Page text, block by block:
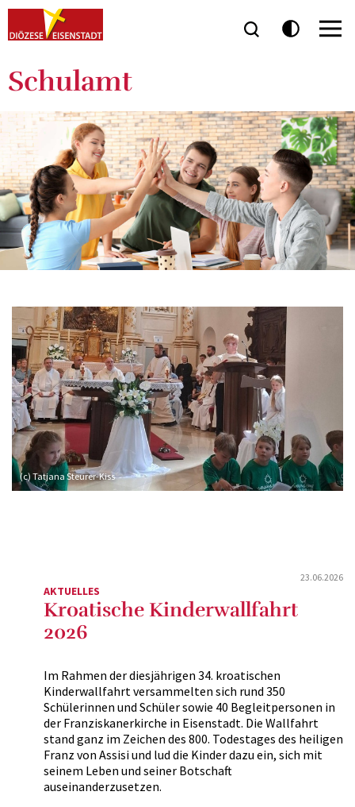
Schulamt
(c) Tatjana Steurer-Kiss
23.06.2026
AKTUELLES
Kroatische Kinderwallfahrt
2026
Im Rahmen der diesjährigen 34. kroatischen
Kinderwallfahrt versammelten sich rund 350
Schülerinnen und Schüler sowie 40 Begleitpersonen in
der Franziskanerkirche in Eisenstadt. Die Wallfahrt
stand ganz im Zeichen des 800. Todestages des heiligen
Franz von Assisi und lud die Kinder dazu ein, sich mit
seinem Leben und seiner Botschaft
auseinanderzusetzen.